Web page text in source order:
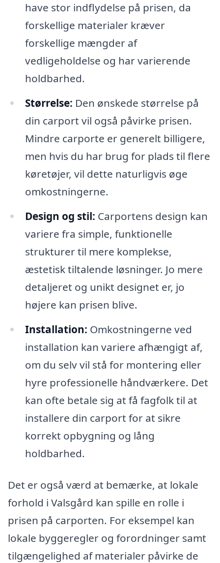
have stor indflydelse på prisen, da
forskellige materialer kræver
forskellige mængder af
vedligeholdelse og har varierende
holdbarhed.
Størrelse: Den ønskede størrelse på
din carport vil også påvirke prisen.
Mindre carporte er generelt billigere,
men hvis du har brug for plads til flere
køretøjer, vil dette naturligvis øge
omkostningerne.
Design og stil: Carportens design kan
variere fra simple, funktionelle
strukturer til mere komplekse,
æstetisk tiltalende løsninger. Jo mere
detaljeret og unikt designet er, jo
højere kan prisen blive.
Installation: Omkostningerne ved
installation kan variere afhængigt af,
om du selv vil stå for montering eller
hyre professionelle håndværkere. Det
kan ofte betale sig at få fagfolk til at
installere din carport for at sikre
korrekt opbygning og lång
holdbarhed.
Det er også værd at bemærke, at lokale
forhold i Valsgård kan spille en rolle i
prisen på carporten. For eksempel kan
lokale byggeregler og forordninger samt
tilgængelighed af materialer påvirke de